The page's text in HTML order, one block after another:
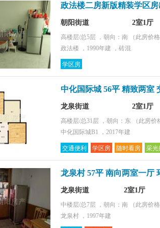
政法楼二房新版精装学区房
朝阳街道 2室1厅
高楼层/总5层 ，朝向：南
（此房价
政法楼 ，1990年建 ，砖混
学区房
中化国际城 56平 精致两室
龙泉街道 2室1厅
高楼层/总31层 ，朝向：东
（此房价
中化国际城B1 ，2017年建
交通便利 学区房 随时看房 采光
龙泉村 57平 南向两室一厅
龙泉街道 2室1厅
中楼层/总7层 ，朝向：南
（此房价
龙泉村 ，1997年建